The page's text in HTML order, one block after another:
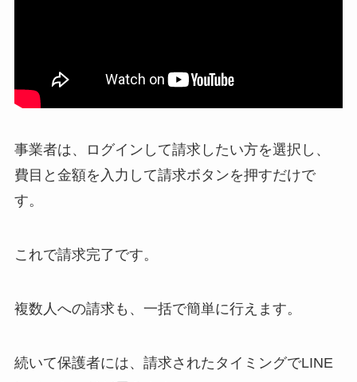
事業者は、ログインして請求したい方を選択し、
費目と金額を入力して請求ボタンを押すだけで
す。
これで請求完了です。
複数人への請求も、一括で簡単に行えます。
続いて保護者には、請求されたタイミングでLINE